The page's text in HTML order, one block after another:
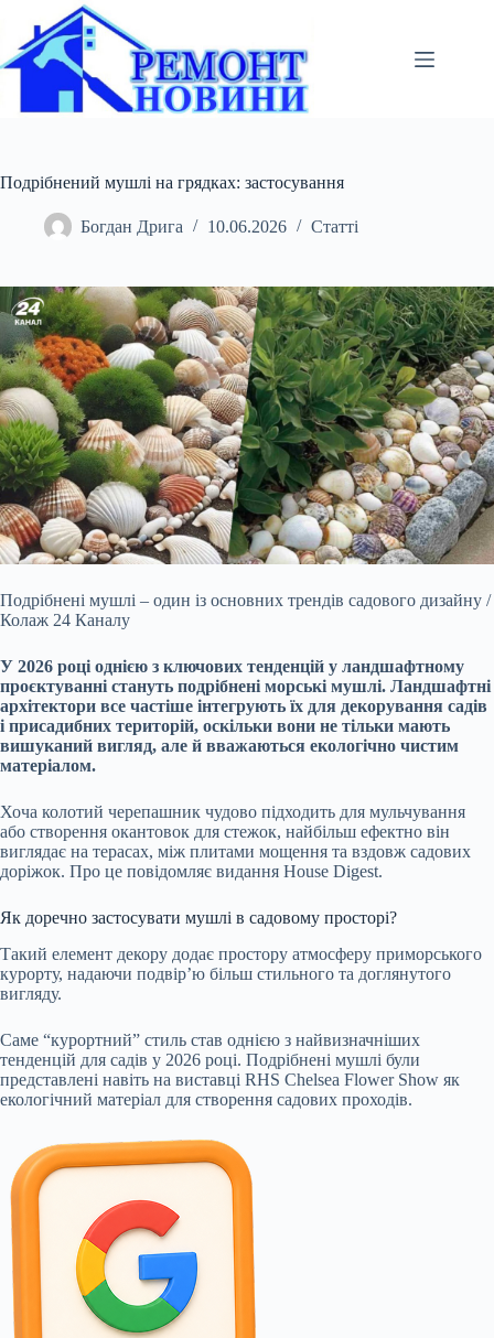
вмісту
Подрібнений мушлі на грядках: застосування
Богдан Дрига 10.06.2026 Статті
Подрібнені мушлі – один із основних трендів садового дизайну /
Колаж 24 Каналу
У 2026 році однією з ключових тенденцій у ландшафтному
проєктуванні стануть подрібнені морські мушлі. Ландшафтні
архітектори все частіше інтегрують їх для декорування садів
і присадибних територій, оскільки вони не тільки мають
вишуканий вигляд, але й вважаються екологічно чистим
матеріалом.
Хоча колотий черепашник чудово підходить для мульчування
або створення окантовок для стежок, найбільш ефектно він
виглядає на терасах, між плитами мощення та вздовж садових
доріжок. Про це повідомляє видання House Digest.
Як доречно застосувати мушлі в садовому просторі?
Такий елемент декору додає простору атмосферу приморського
курорту, надаючи подвір’ю більш стильного та доглянутого
вигляду.
Саме “курортний” стиль став однією з найвизначніших
тенденцій для садів у 2026 році. Подрібнені мушлі були
представлені навіть на виставці RHS Chelsea Flower Show як
екологічний матеріал для створення садових проходів.